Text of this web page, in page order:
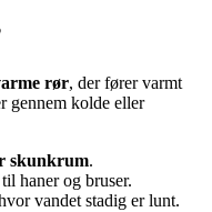
rør, der fører varmt
gennem kolde eller
skunkrum.
til haner og bruser.
vandet stadig er lunt.